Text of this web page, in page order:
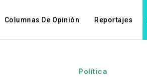
Columnas De Opinión Reportajes
Política